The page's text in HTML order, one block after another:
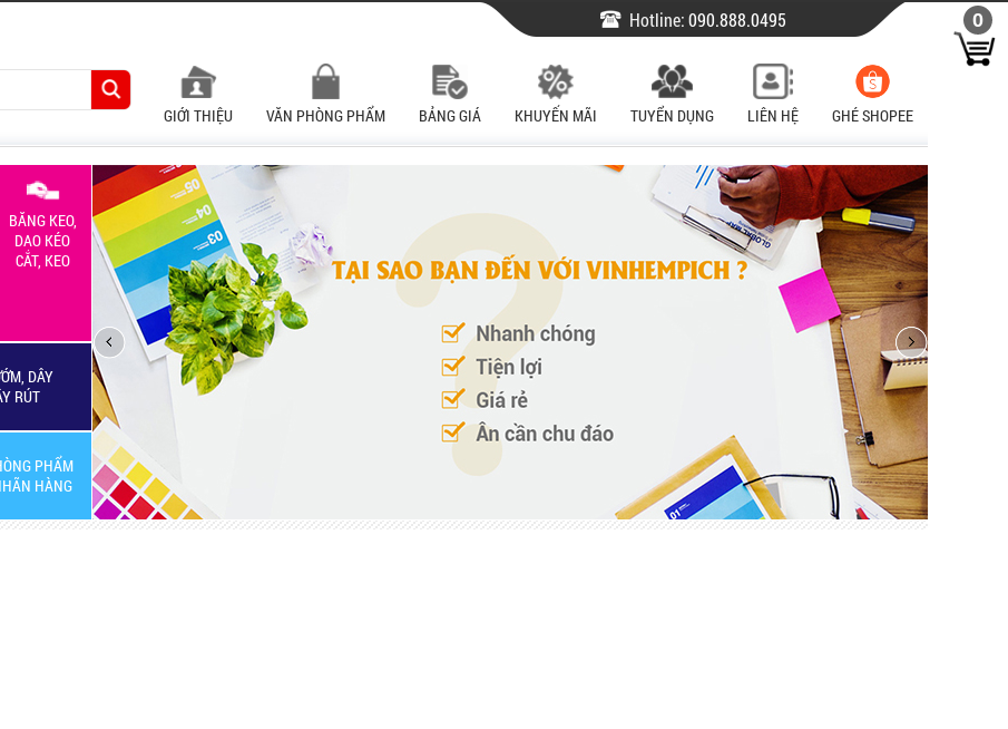
GIỚI THIỆU VĂN PHÒNG PHẨM BẢNG GIÁ KHUYẾN MÃI TUYỂN DỤNG LIÊN HỆ GHÉ SHOPEE
Hotline:090.888.0495
BĂNG KEO,
DAO KÉO
CẮT, KEO
DÂY
RÚT
PHẨM
HÀNG
0